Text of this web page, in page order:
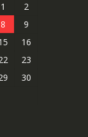
1
2
8
9
16
23
30